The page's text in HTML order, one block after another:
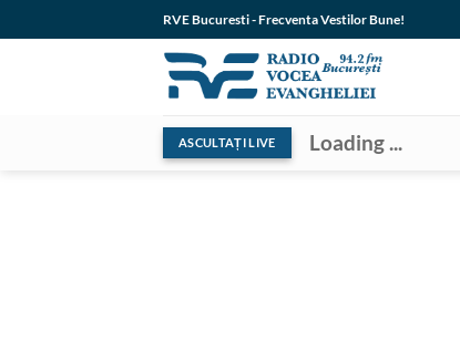
to
RVE Bucuresti - Frecventa Vestilor Bune!
ASCULTAȚI LIVE Loading ...